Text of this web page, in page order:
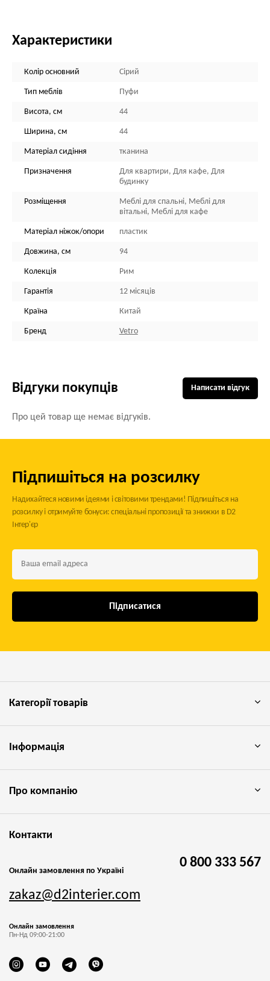
Характеристики
Колір основний Сірий
Тип меблів Пуфи
Висота, см 44
Ширина, см 44
Матеріал сидіння тканина
Призначення
Для квартири, Для кафе, Для
будинку
Розміщення
Меблі для спальні, Меблі для
вітальні, Меблі для кафе
Матеріал ніжок/опори пластик
Довжина, см 94
Колекція Рим
Гарантія 12 місяців
Країна Китай
Бренд Vetro
Відгуки покупців
Про цей товар ще немає відгуків.
Написати відгук
Підпишіться на розсилку
Надихайтеся новими ідеями і світовими трендами! Підпишіться на
розсилку і отримуйте бонуси: спеціальні пропозиції та знижки в D2
Інтер'єр
Підписатися
Категорії товарів
Інформація
Про компанію
Контакти
Онлайн замовлення по Україні
0 800 333 567
zakaz@d2interier.com
Онлайн замовлення
Пн-Нд 09:00-21:00